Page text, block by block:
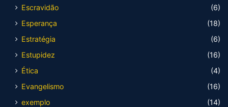
Escravidão
(6)
Esperança
(18)
Estratégia
(6)
Estupidez
(16)
Ética
(4)
Evangelismo
(16)
exemplo
(14)